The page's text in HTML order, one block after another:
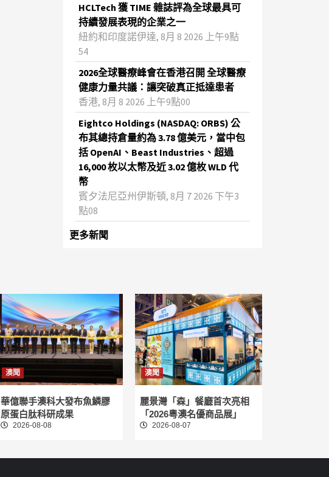
HCLTech 獲 TIME 雜誌評為全球最具可
持續發展表現的企業之一
紐約和印度諾伊達, 8月 8 2026 上午9點
54
2026全球醫療峰會在香港召開 全球醫療
健康力量共議：讓突破真正抵達患者
香港, 8月 8 2026 上午9點00
Eightco Holdings (NASDAQ: ORBS) 公
布其總持倉量約為 3.78 億美元，當中包
括 OpenAI、Beast Industries、超過
16,000 枚以太幣及近 3.02 億枚 WLD 代
幣
賓夕法尼亞州伊斯頓, 8月 7 2026 下午3
點08
更多新聞
澳聞
華億聯手澳科大發布魚鱗膠
原蛋白肽科研成果
2026-08-08
澳聞
麗景灣「森」餐廳首次亮相
「2026粵澳名優商品展」
2026-08-07